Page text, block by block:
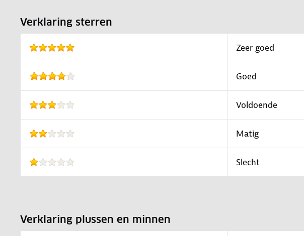
Verklaring sterren
Zeer goed
Goed
Voldoende
Matig
Slecht
Verklaring plussen en minnen